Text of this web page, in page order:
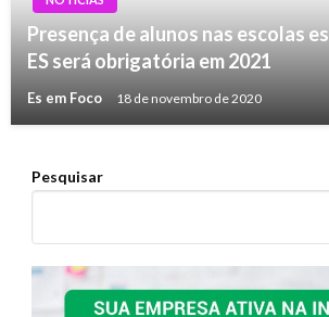
Presença de alunos nas escolas
ES será obrigatória em 2021
Es em Foco 18 de novembro de 2020
Pesquisar